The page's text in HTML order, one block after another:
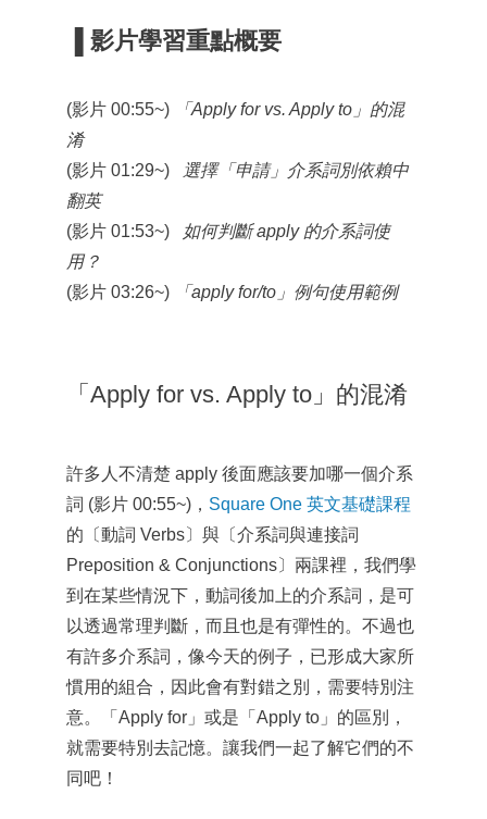
影片學習重點概要
(影片 00:55~)
「Apply for vs. Apply to」的混
淆
(影片 01:29~)
選擇「申請」介系詞別依賴中
翻英
(影片 01:53~)
如何判斷 apply 的介系詞使
用？
(影片 03:26~)
「apply for/to」例句使用範例
「Apply for vs. Apply to」的混淆
許多人不清楚 apply 後面應該要加哪一個介系
詞 (影片 00:55~)， Square One 英文基礎課程
的〔動詞 Verbs〕與〔介系詞與連接詞
Preposition & Conjunctions〕兩課裡，我們學
到在某些情況下，動詞後加上的介系詞，是可
以透過常理判斷，而且也是有彈性的。不過也
有許多介系詞，像今天的例子，已形成大家所
慣用的組合，因此會有對錯之別，需要特別注
意。「Apply for」或是「Apply to」的區別，
就需要特別去記憶。讓我們一起了解它們的不
同吧！